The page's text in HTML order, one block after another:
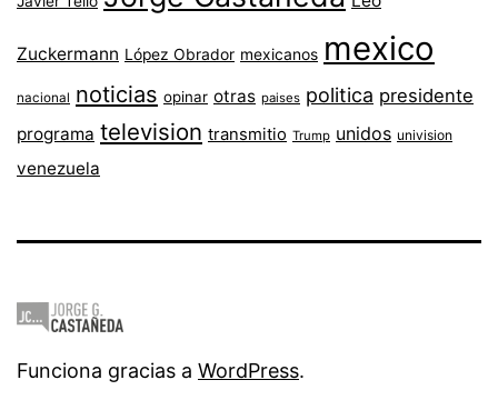
Zuckermann López Obrador mexicanos mexico
nacional noticias opinar otras paises politica presidente
programa television transmitio Trump unidos univision
venezuela
Funciona gracias a WordPress.